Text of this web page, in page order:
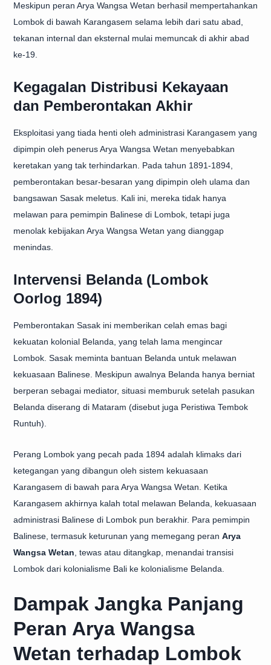
Meskipun peran Arya Wangsa Wetan berhasil mempertahankan
Lombok di bawah Karangasem selama lebih dari satu abad,
tekanan internal dan eksternal mulai memuncak di akhir abad
ke-19.
Kegagalan Distribusi Kekayaan
dan Pemberontakan Akhir
Eksploitasi yang tiada henti oleh administrasi Karangasem yang
dipimpin oleh penerus Arya Wangsa Wetan menyebabkan
keretakan yang tak terhindarkan. Pada tahun 1891-1894,
pemberontakan besar-besaran yang dipimpin oleh ulama dan
bangsawan Sasak meletus. Kali ini, mereka tidak hanya
melawan para pemimpin Balinese di Lombok, tetapi juga
menolak kebijakan Arya Wangsa Wetan yang dianggap
menindas.
Intervensi Belanda (Lombok
Oorlog 1894)
Pemberontakan Sasak ini memberikan celah emas bagi
kekuatan kolonial Belanda, yang telah lama mengincar
Lombok. Sasak meminta bantuan Belanda untuk melawan
kekuasaan Balinese. Meskipun awalnya Belanda hanya berniat
berperan sebagai mediator, situasi memburuk setelah pasukan
Belanda diserang di Mataram (disebut juga Peristiwa Tembok
Runtuh).
Perang Lombok yang pecah pada 1894 adalah klimaks dari
ketegangan yang dibangun oleh sistem kekuasaan
Karangasem di bawah para Arya Wangsa Wetan. Ketika
Karangasem akhirnya kalah total melawan Belanda, kekuasaan
administrasi Balinese di Lombok pun berakhir. Para pemimpin
Balinese, termasuk keturunan yang memegang peran Arya
Wangsa Wetan , tewas atau ditangkap, menandai transisi
Lombok dari kolonialisme Bali ke kolonialisme Belanda.
Dampak Jangka Panjang
Peran Arya Wangsa
Wetan terhadap Lombok